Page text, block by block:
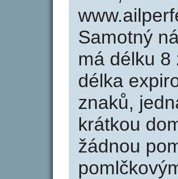
Samotný
má délku 8
délka
znaků,
krátkou
žádnou